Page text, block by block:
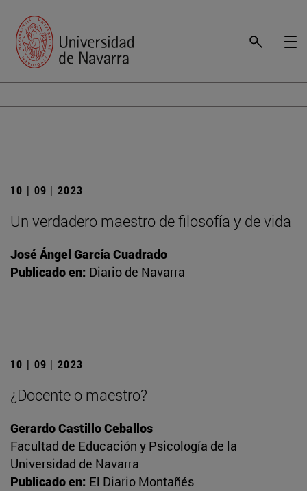
10 | 09 | 2023
Un verdadero maestro de filosofía y de vida
José Ángel García Cuadrado
Publicado en: Diario de Navarra
10 | 09 | 2023
¿Docente o maestro?
Gerardo Castillo Ceballos
Facultad de Educación y Psicología de la
Universidad de Navarra
Publicado en: El Diario Montañés